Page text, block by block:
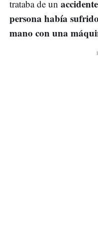
trataba de un
persona había
mano con una